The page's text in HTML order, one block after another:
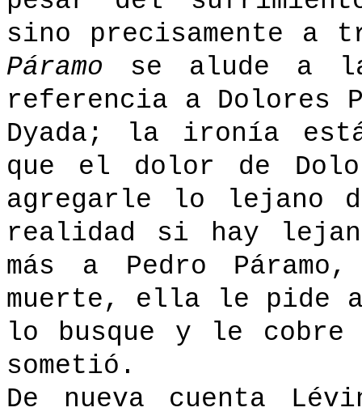
sino precisamente
Páramo se alude a la
referencia a Dolores
Dyada; la ironía
que el dolor de
agregarle lo lejano
realidad si hay
más a Pedro
muerte, ella le pide
lo busque y le
sometió.
De nueva cuenta